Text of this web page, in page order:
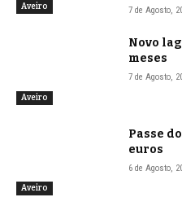
Aveiro 7 de Agosto,
Aveiro
Novo
meses
7 de Agosto,
Aveiro
Passe
euros
6 de Agosto,